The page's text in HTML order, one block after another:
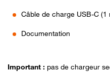
Câble de charge USB‑C (1
Documentation
Important : pas de chargeur